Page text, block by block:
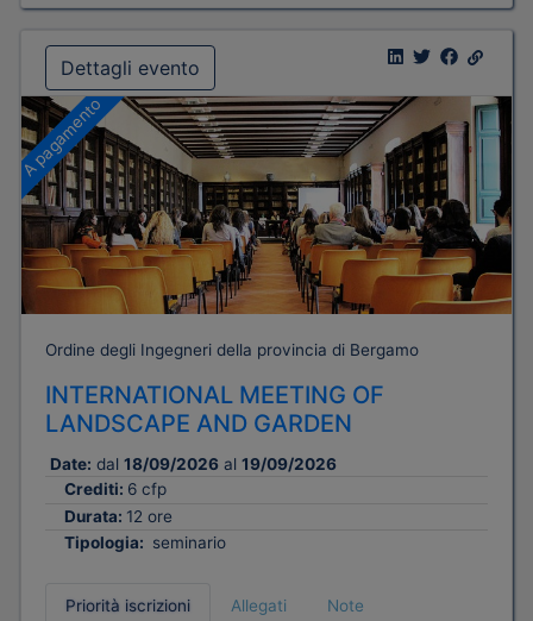
Dettagli evento
A pagamento
Ordine degli Ingegneri della provincia di Bergamo
INTERNATIONAL MEETING OF
LANDSCAPE AND GARDEN
Date: dal 18/09/2026 al 19/09/2026
Crediti: 6 cfp
Durata: 12 ore
Tipologia: seminario
Priorità iscrizioni Allegati
Note